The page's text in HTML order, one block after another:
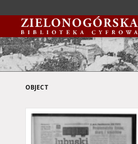
OBJECT